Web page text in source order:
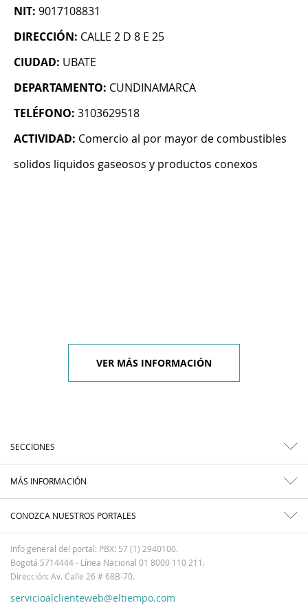
NIT: 9017108831
DIRECCIÓN: CALLE 2 D 8 E 25
CIUDAD: UBATE
DEPARTAMENTO: CUNDINAMARCA
TELÉFONO: 3103629518
ACTIVIDAD: Comercio al por mayor de combustibles
solidos liquidos gaseosos y productos conexos
VER MÁS INFORMACIÓN
SECCIONES
MÁS INFORMACIÓN
CONOZCA NUESTROS PORTALES
Info general del portal: PBX: 57 (1) 2940100.
Bogotá 5714444 - Línea Nacional 01 8000 110 211.
Dirección: Av. Calle 26 # 68B-70.
servicioalclienteweb@eltiempo.com